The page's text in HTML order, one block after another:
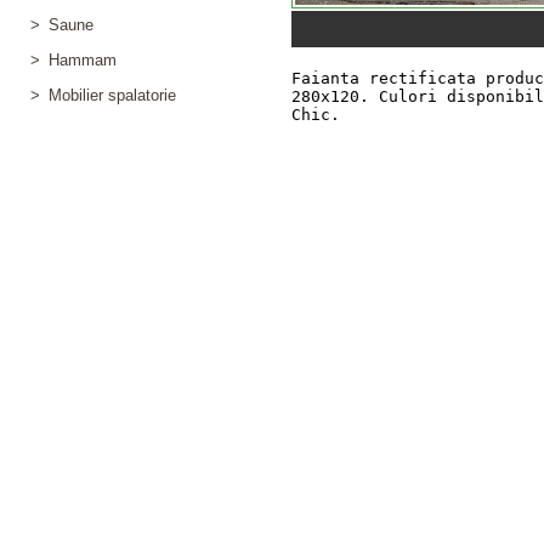
> Saune
>
Hammam
>
Mobilier spalatorie